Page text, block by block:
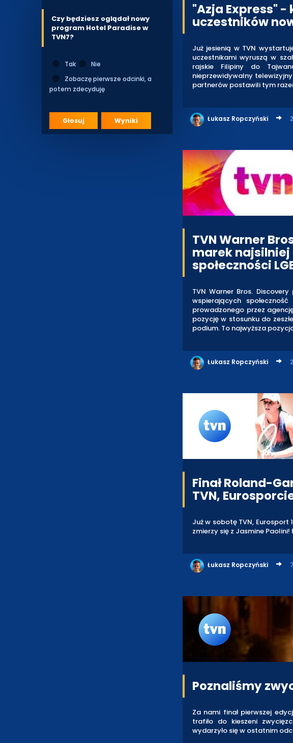
Czy będziesz oglądał nowy
program Hotel Paradise w
TVN7?
Tak
Nie
Zobaczę pierwsze odcinki, a
potem zdecyduję
Głosuj Wyniki
"Azja Express"
uczestników
Już jesienią w TVN
uczestnikami wyruszą w
rajskie Filipiny do
nieprzewidywalny
partnerów postawili tym
Łukasz Ropczyński
TVN Warner
marek
społeczności
TVN Warner Bros.
wspierających
prowadzonego przez
pozycję w stosunku do
podium. To najwyższa
Łukasz Ropczyński
Finał Roland-
TVN,
Już w sobotę TVN,
zmierzy się z Jasmine
Łukasz Ropczyński
Poznaliśmy
Za nami finał pierwszej
trafiło do kieszeni
wydarzyło się w ostatnim